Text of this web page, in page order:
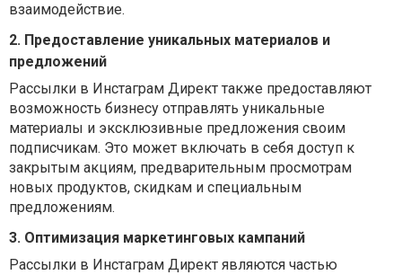
взаимодействие.
2. Предоставление уникальных материалов и
предложений
Рассылки в Инстаграм Директ также предоставляют
возможность бизнесу отправлять уникальные
материалы и эксклюзивные предложения своим
подписчикам. Это может включать в себя доступ к
закрытым акциям, предварительным просмотрам
новых продуктов, скидкам и специальным
предложениям.
3. Оптимизация маркетинговых кампаний
Рассылки в Инстаграм Директ являются частью